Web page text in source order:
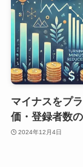
マイナスをプ
価・登録者数
2024年12月4日